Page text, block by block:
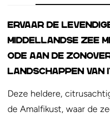
Ervaar de
Middellandse Zee
ode aan de
landschappen van
Deze heldere,
de Amalfikust, waar de